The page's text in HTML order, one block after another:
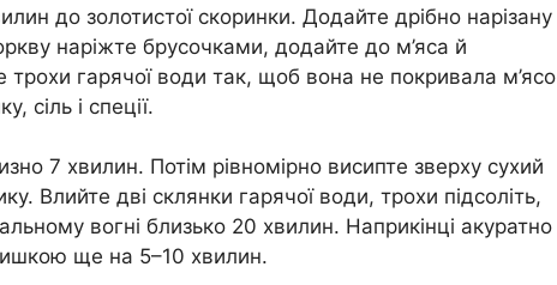
до золотистої скоринки. Додайте дрібно нарізану
наріжте брусочками, додайте до м’яса й
гарячої води так, щоб вона не покривала м’ясо
сіль і спеції.
7 хвилин. Потім рівномірно висипте зверху сухий
Влийте дві склянки гарячої води, трохи підсоліть,
вогні близько 20 хвилин. Наприкінці акуратно
ще на 5–10 хвилин.